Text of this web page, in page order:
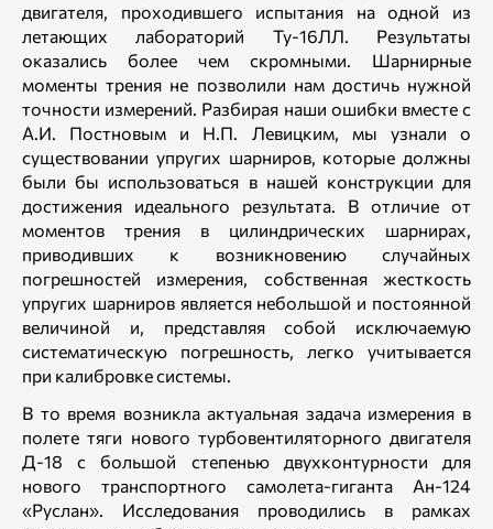
двигателя, проходившего испытания на одной из
летающих лабораторий Ту-16ЛЛ. Результаты
оказались более чем скромными. Шарнирные
моменты трения не позволили нам достичь нужной
точности измерений. Разбирая наши ошибки вместе с
А.И. Постновым и Н.П. Левицким, мы узнали о
существовании упругих шарниров, которые должны
были бы использоваться в нашей конструкции для
достижения идеального результата. В отличие от
моментов трения в цилиндрических шарнирах,
приводивших к возникновению случайных
погрешностей измерения, собственная жесткость
упругих шарниров является небольшой и постоянной
величиной и, представляя собой исключаемую
систематическую погрешность, легко учитывается
при калибровке системы.
В то время возникла актуальная задача измерения в
полете тяги нового турбовентиляторного двигателя
Д-18 с большой степенью двухконтурности для
нового транспортного самолета-гиганта Ан-124
«Руслан». Исследования проводились в рамках